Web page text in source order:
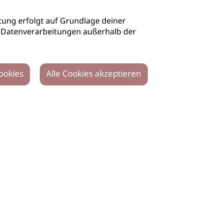
erfolgt auf Grundlage deiner
Datenverarbeitungen außerhalb der
Alle Cookies akzeptieren